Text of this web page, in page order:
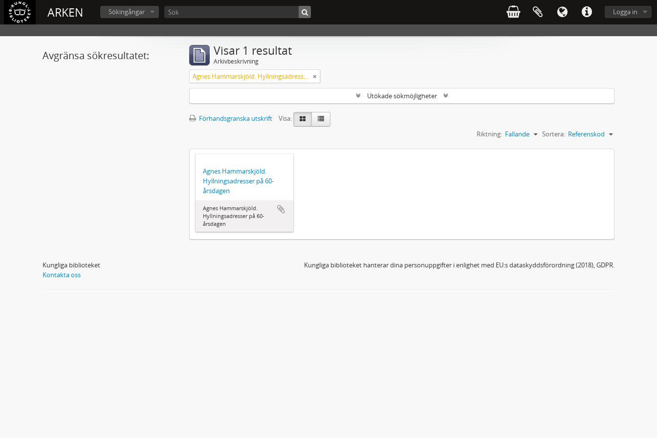
ARKEN Logga in
Sökingångar
Avgränsa sökresultatet: Visar 1 resultat
Arkivbeskrivning
Agnes Hammarskjöld. Hyllningsadresser på 60-årsdagen
Utökade sökmöjligheter
Förhandsgranska utskrift
Visa:
Sortera: Referenskod
Riktning: Fallande
Agnes Hammarskjöld.
Hyllningsadresser på 60-
årsdagen
Agnes Hammarskjöld.
Hyllningsadresser på 60-
årsdagen
Kungliga biblioteket
Kontakta oss
Kungliga biblioteket hanterar dina personuppgifter i enlighet med EU:s dataskyddsförordning (2018), GDPR.